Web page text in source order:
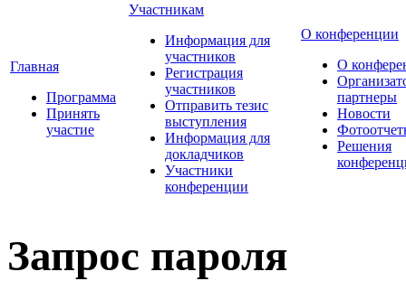
Главная
Программа
Принять
участие
Участникам
Информация для
участников
Регистрация
участников
Отправить тезис
выступления
Информация для
докладчиков
Участники
конференции
О конференции
О
партнеры
Новости
Решения
Запрос пароля